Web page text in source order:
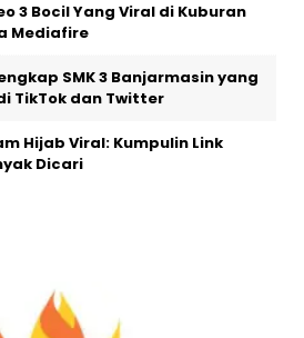
3 Bocil Yang Viral di Kuburan
Mediafire
SMK 3 Banjarmasin yang
TikTok dan Twitter
Hijab Viral: Kumpulin Link
Dicari